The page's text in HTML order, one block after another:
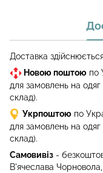
Доставка
Новою поштою по
для замовлень на
склад).
Укрпоштою по
для замовлень на
склад).
Самовивіз -
В'ячеслава Чорновола,